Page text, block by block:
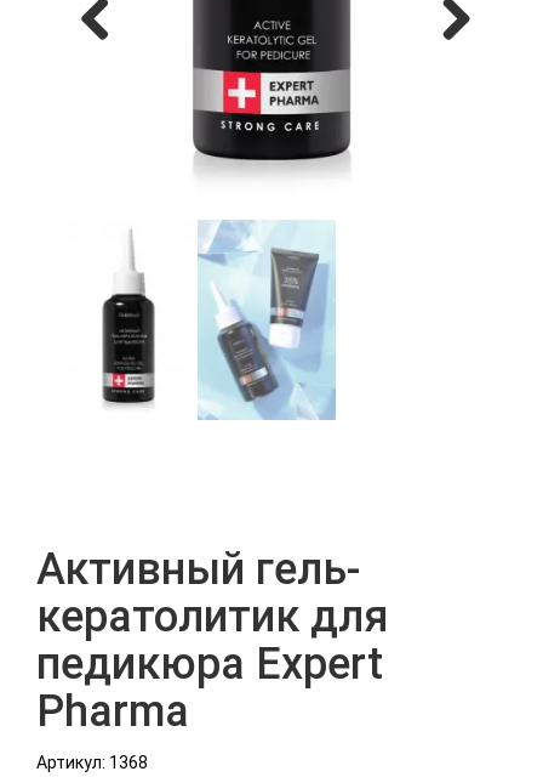
Активный гель-
кератолитик для
педикюра Expert
Pharma
Артикул: 1368